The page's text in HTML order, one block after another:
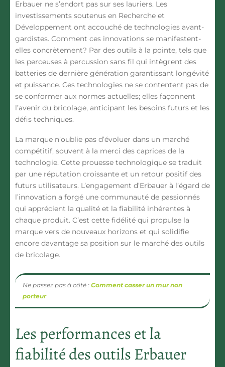
Erbauer ne s’endort pas sur ses lauriers. Les
investissements soutenus en Recherche et
Développement ont accouché de technologies avant-
gardistes. Comment ces innovations se manifestent-
elles concrètement? Par des outils à la pointe, tels que
les perceuses à percussion sans fil qui intègrent des
batteries de dernière génération garantissant longévité
et puissance. Ces technologies ne se contentent pas de
se conformer aux normes actuelles; elles façonnent
l’avenir du bricolage, anticipant les besoins futurs et les
défis techniques.
La marque n’oublie pas d’évoluer dans un marché
compétitif, souvent à la merci des caprices de la
technologie. Cette prouesse technologique se traduit
par une réputation croissante et un retour positif des
futurs utilisateurs. L’engagement d’Erbauer à l’égard de
l’innovation a forgé une communauté de passionnés
qui apprécient la qualité et la fiabilité inhérentes à
chaque produit. C’est cette fidélité qui propulse la
marque vers de nouveaux horizons et qui solidifie
encore davantage sa position sur le marché des outils
de bricolage.
Ne passez pas à côté : Comment casser un mur non
porteur
Les performances et la
fiabilité des outils Erbauer